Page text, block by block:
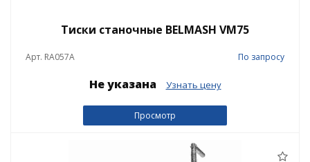
Тиски станочные BELMASH VM75
Арт. RA057A По запросу
Не указана Узнать цену
Просмотр